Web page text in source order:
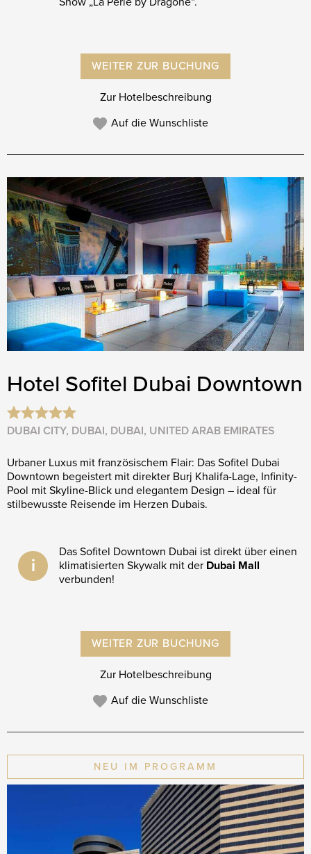
WEITER ZUR BUCHUNG
Zur Hotelbeschreibung
Auf die Wunschliste
Hotel Sofitel Dubai Downtown
DUBAI CITY, DUBAI, DUBAI, UNITED ARAB EMIRATES
Urbaner Luxus mit französischem Flair: Das Sofitel Dubai
Downtown begeistert mit direkter Burj Khalifa-Lage, Infinity-
Pool mit Skyline-Blick und elegantem Design – ideal für
stilbewusste Reisende im Herzen Dubais.
i
Das Sofitel Downtown Dubai ist direkt über einen
klimatisierten Skywalk mit der Dubai Mall
verbunden!
WEITER ZUR BUCHUNG
Zur Hotelbeschreibung
Auf die Wunschliste
NEU IM PROGRAMM